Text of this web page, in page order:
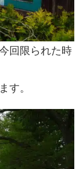
回限られた時
す。